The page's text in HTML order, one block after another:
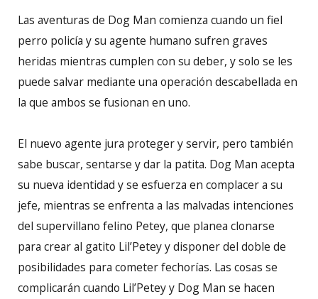
Las aventuras de Dog Man comienza cuando un fiel
perro policía y su agente humano sufren graves
heridas mientras cumplen con su deber, y solo se les
puede salvar mediante una operación descabellada en
la que ambos se fusionan en uno.
El nuevo agente jura proteger y servir, pero también
sabe buscar, sentarse y dar la patita. Dog Man acepta
su nueva identidad y se esfuerza en complacer a su
jefe, mientras se enfrenta a las malvadas intenciones
del supervillano felino Petey, que planea clonarse
para crear al gatito Lil’Petey y disponer del doble de
posibilidades para cometer fechorías. Las cosas se
complicarán cuando Lil’Petey y Dog Man se hacen